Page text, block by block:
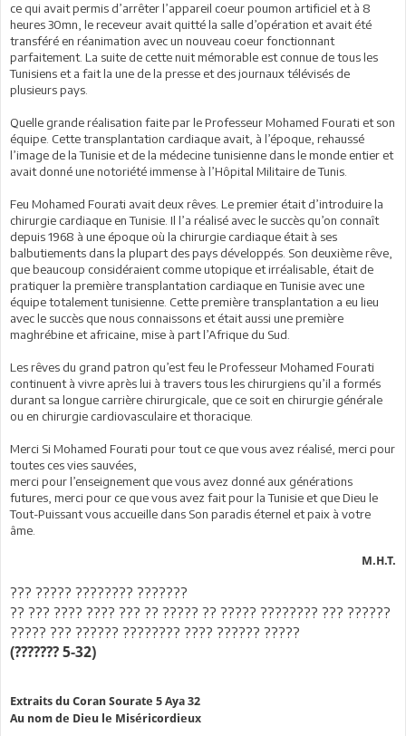
ce qui avait permis d’arrêter l’appareil coeur poumon artificiel et à 8
heures 30mn, le receveur avait quitté la salle d’opération et avait été
transféré en réanimation avec un nouveau coeur fonctionnant
parfaitement. La suite de cette nuit mémorable est connue de tous les
Tunisiens et a fait la une de la presse et des journaux télévisés de
plusieurs pays.
Quelle grande réalisation faite par le Professeur Mohamed Fourati et son
équipe. Cette transplantation cardiaque avait, à l’époque, rehaussé
l’image de la Tunisie et de la médecine tunisienne dans le monde entier et
avait donné une notoriété immense à l’Hôpital Militaire de Tunis.
Feu Mohamed Fourati avait deux rêves. Le premier était d’introduire la
chirurgie cardiaque en Tunisie. Il l’a réalisé avec le succès qu’on connaît
depuis 1968 à une époque où la chirurgie cardiaque était à ses
balbutiements dans la plupart des pays développés. Son deuxième rêve,
que beaucoup considéraient comme utopique et irréalisable, était de
pratiquer la première transplantation cardiaque en Tunisie avec une
équipe totalement tunisienne. Cette première transplantation a eu lieu
avec le succès que nous connaissons et était aussi une première
maghrébine et africaine, mise à part l’Afrique du Sud.
Les rêves du grand patron qu’est feu le Professeur Mohamed Fourati
continuent à vivre après lui à travers tous les chirurgiens qu’il a formés
durant sa longue carrière chirurgicale, que ce soit en chirurgie générale
ou en chirurgie cardiovasculaire et thoracique.
Merci Si Mohamed Fourati pour tout ce que vous avez réalisé, merci pour
toutes ces vies sauvées,
merci pour l’enseignement que vous avez donné aux générations
futures, merci pour ce que vous avez fait pour la Tunisie et que Dieu le
Tout-Puissant vous accueille dans Son paradis éternel et paix à votre
âme.
M.H.T.
??? ????? ???????? ???????
?? ??? ???? ???? ??? ?? ????? ?? ????? ???????? ??? ??????
????? ??? ?????? ???????? ???? ?????? ?????
(??????? 5-32)
Extraits du Coran Sourate 5 Aya 32
Au nom de Dieu le Miséricordieux